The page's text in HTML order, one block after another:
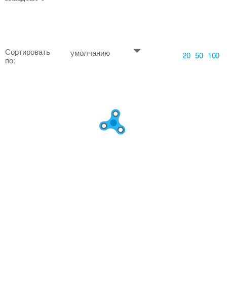
Сортировать
по:
умолчанию 20 50 100